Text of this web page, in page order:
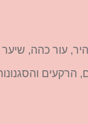
עור כהה,